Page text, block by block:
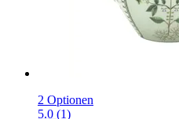
2 Optionen
5.0 (1)